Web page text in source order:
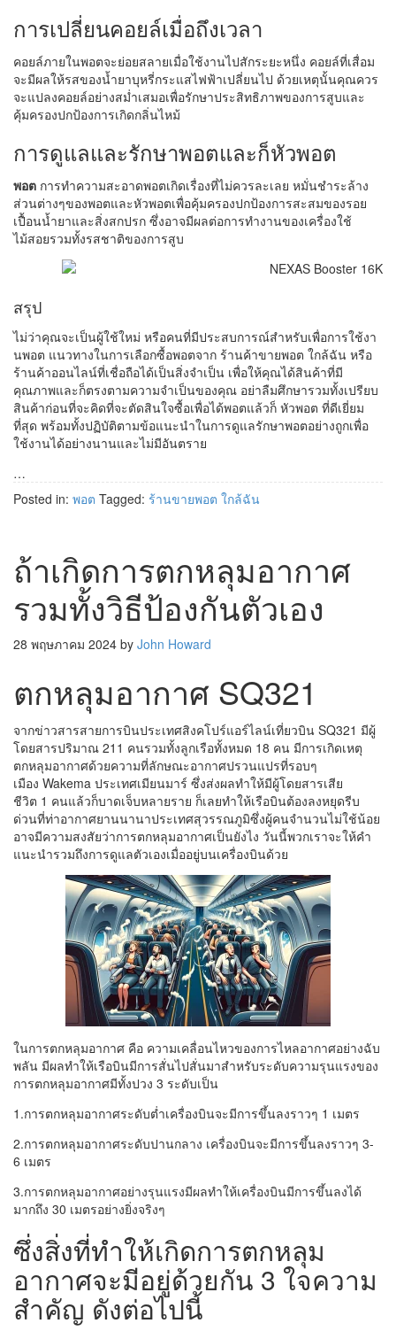
การเปลี่ยนคอยล์เมื่อถึงเวลา
คอยล์ภายในพอตจะย่อยสลายเมื่อใช้งานไปสักระยะหนึ่ง คอยล์ที่เสื่อม
จะมีผลให้รสของน้ำยาบุหรี่กระแสไฟฟ้าเปลี่ยนไป ด้วยเหตุนั้นคุณควร
จะแปลงคอยล์อย่างสม่ำเสมอเพื่อรักษาประสิทธิภาพของการสูบและ
คุ้มครองปกป้องการเกิดกลิ่นไหม้
การดูแลและรักษาพอตและก็หัวพอต
พอต การทำความสะอาดพอตเกิดเรื่องที่ไม่ควรละเลย หมั่นชำระล้าง
ส่วนต่างๆของพอตและหัวพอตเพื่อคุ้มครองปกป้องการสะสมของรอย
เปื้อนน้ำยาและสิ่งสกปรก ซึ่งอาจมีผลต่อการทำงานของเครื่องใช้
ไม้สอยรวมทั้งรสชาติของการสูบ
สรุป
ไม่ว่าคุณจะเป็นผู้ใช้ใหม่ หรือคนที่มีประสบการณ์สำหรับเพื่อการใช้งา
นพอต แนวทางในการเลือกซื้อพอตจาก ร้านค้าขายพอต ใกล้ฉัน หรือ
ร้านค้าออนไลน์ที่เชื่อถือได้เป็นสิ่งจำเป็น เพื่อให้คุณได้สินค้าที่มี
คุณภาพและก็ตรงตามความจำเป็นของคุณ อย่าลืมศึกษารวมทั้งเปรียบ
สินค้าก่อนที่จะคิดที่จะตัดสินใจซื้อเพื่อได้พอตแล้วก็ หัวพอต ที่ดีเยี่ยม
ที่สุด พร้อมทั้งปฏิบัติตามข้อแนะนำในการดูแลรักษาพอตอย่างถูกเพื่อ
ใช้งานได้อย่างนานและไม่มีอันตราย
…
Posted in: พอต Tagged: ร้านขายพอต ใกล้ฉัน
ถ้าเกิดการตกหลุมอากาศ
รวมทั้งวิธีป้องกันตัวเอง
28 พฤษภาคม 2024 by John Howard
ตกหลุมอากาศ SQ321
จากข่าวสารสายการบินประเทศสิงคโปร์แอร์ไลน์เที่ยวบิน SQ321 มีผู้
โดยสารปริมาณ 211 คนรวมทั้งลูกเรือทั้งหมด 18 คน มีการเกิดเหตุ
ตกหลุมอากาศด้วยความที่ลักษณะอากาศปรวนแปรที่รอบๆ
เมือง Wakema ประเทศเมียนมาร์ ซึ่งส่งผลทำให้มีผู้โดยสารเสีย
ชีวิต 1 คนแล้วก็บาดเจ็บหลายราย ก็เลยทำให้เรือบินต้องลงหยุดรีบ
ด่วนที่ท่าอากาศยานนานาประเทศสุวรรณภูมิซึ่งผู้คนจำนวนไม่ใช้น้อย
อาจมีความสงสัยว่าการตกหลุมอากาศเป็นยังไง วันนี้พวกเราจะให้คำ
แนะนำรวมถึงการดูแลตัวเองเมื่ออยู่บนเครื่องบินด้วย
ในการตกหลุมอากาศ คือ ความเคลื่อนไหวของการไหลอากาศอย่างฉับ
พลัน มีผลทำให้เรือบินมีการสั่นไปสั่นมาสำหรับระดับความรุนแรงของ
การตกหลุมอากาศมีทั้งปวง 3 ระดับเป็น
1.การตกหลุมอากาศระดับต่ำเครื่องบินจะมีการขึ้นลงราวๆ 1 เมตร
2.การตกหลุมอากาศระดับปานกลาง เครื่องบินจะมีการขึ้นลงราวๆ 3-
6 เมตร
3.การตกหลุมอากาศอย่างรุนแรงมีผลทำให้เครื่องบินมีการขึ้นลงได้
มากถึง 30 เมตรอย่างยิ่งจริงๆ
ซึ่งสิ่งที่ทำให้เกิดการตกหลุม
อากาศจะมีอยู่ด้วยกัน 3 ใจความ
สำคัญ ดังต่อไปนี้